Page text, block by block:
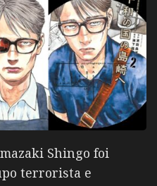
Shingo foi
terrorista e